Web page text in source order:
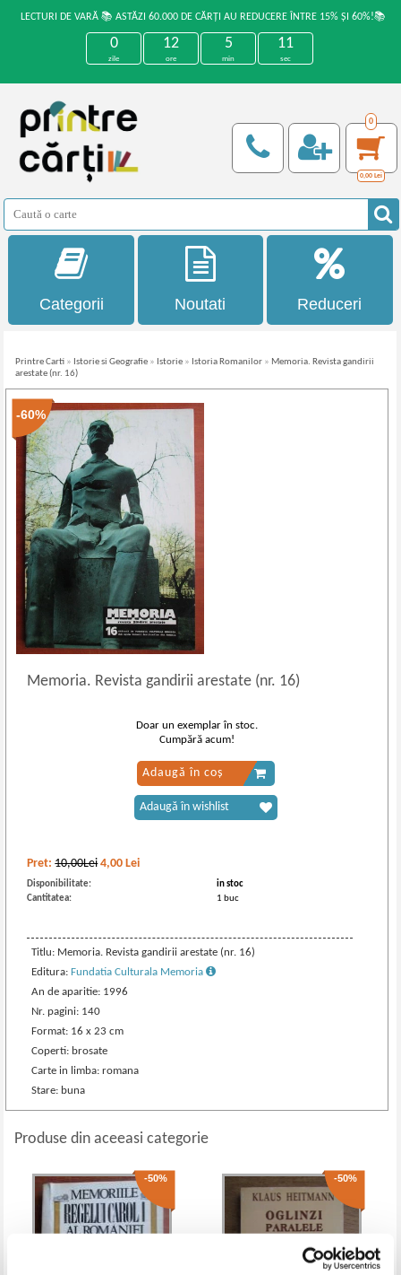
LECTURI DE VARĂ 📚 ASTĂZI 60.000 DE CĂRȚI AU REDUCERE ÎNTRE 15% ȘI 60%!📚
0
zile
12
ore
5
min
11
sec
0
0,00 Lei
Categorii Noutati Reduceri
Printre Carti » Istorie si Geografie » Istorie » Istoria Romanilor » Memoria. Revista gandirii
arestate (nr. 16)
-60%
Memoria. Revista gandirii arestate (nr. 16)
Pret:10,00Lei 4,00 Lei
Disponibilitate:
in stoc
Cantitatea:
1 buc
Titlu: Memoria. Revista gandirii arestate (nr. 16)
Editura:Fundatia Culturala Memoria
An de aparitie: 1996
Nr. pagini: 140
Format: 16 x 23 cm
Coperti: brosate
Carte in limba: romana
Stare: buna
Doar un exemplar în stoc.
Cumpără acum!
Adaugă în coș
Adaugă în wishlist
Produse din aceeasi categorie
-50% -50%